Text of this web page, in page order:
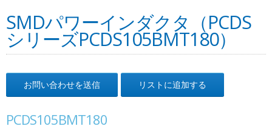
SMDパワーインダクタ（PCDS
シリーズPCDS105BMT180）
お問い合わせを送信 リストに追加する
PCDS105BMT180